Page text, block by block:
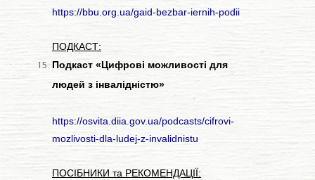
https://bbu.org.ua/gaid-bezbar-iernih-podii
ПОДКАСТ:
Подкаст «Цифрові можливості для
людей з інвалідністю»
https://osvita.diia.gov.ua/podcasts/cifrovi-
mozlivosti-dla-ludej-z-invalidnistu
ПОСІБНИКИ та РЕКОМЕНДАЦІЇ: